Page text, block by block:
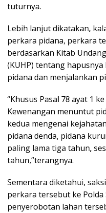
tuturnya.
Lebih lanjut dikatakan,
perkara pidana, perkara
berdasarkan Kitab
(KUHP) tentang
pidana dan menjalankan
“Khusus Pasal 78 ayat 1
Kewenangan menuntut
kedua mengenai
pidana denda, pidana
paling lama tiga tahun,
tahun,”terangnya.
Sementara diketahui,
perkara tersebut ke
penyerobotan lahan